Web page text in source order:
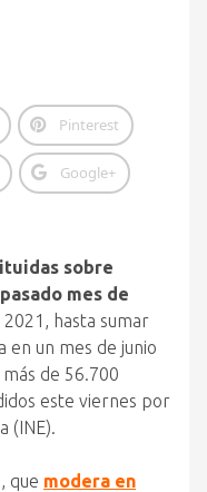
Pinterest
Google+
sobre
mes de
hasta sumar
en un mes de junio
de 56.700
este viernes por
(INE).
que modera en